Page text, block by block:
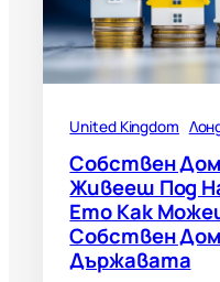
United Kingdom
Собствен
Живееш Под
Ето Как
Собствен
Държавата